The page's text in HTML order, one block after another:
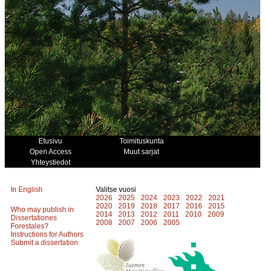
Etusivu
Toimituskunta
Open Access
Muut sarjat
Yhteystiedot
In English
Who may publish in
Dissertationes
Forestales?
Instructions for Authors
Submit a dissertation
Valitse vuosi
2026
2025 2024 2023 2022
2021
2020
2019 2018 2017 2016
2015
2014
2013 2012 2011 2010
2009
2008
2007 2006 2005